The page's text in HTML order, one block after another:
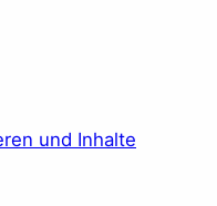
und Inhalte